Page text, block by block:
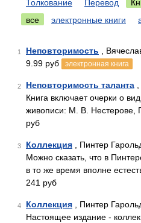
Толкование Перевод
все
электронные книги
1 Неповторимость ,
9.99 руб
электронная книга
2 Неповторимость таланта
Книга включает очерки о
живописи: М. В.
руб
3 Коллекция , Пинтер
Можно сказать, что в
в то же время вполне
241 руб
4 Коллекция , Пинтер
Настоящее издание -